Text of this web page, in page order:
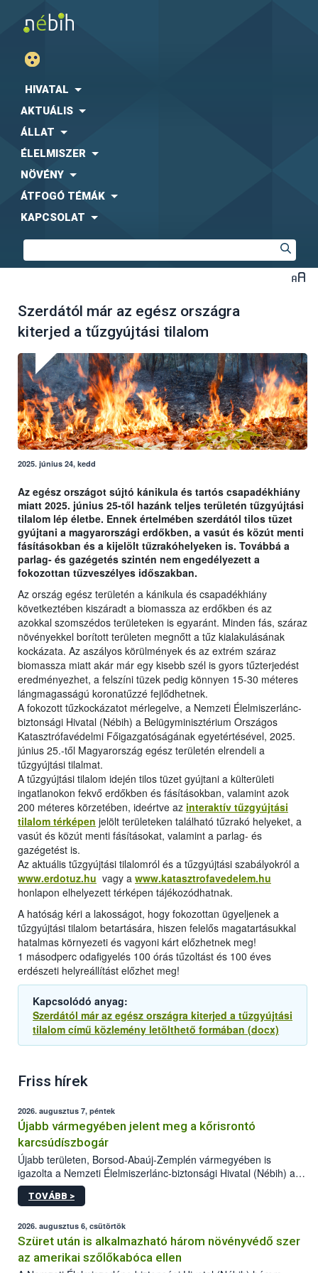
HIVATAL
AKTUÁLIS
ÁLLAT
ÉLELMISZER
NÖVÉNY
ÁTFOGÓ TÉMÁK
KAPCSOLAT
Szerdától már az egész országra
kiterjed a tűzgyújtási tilalom
2025. június 24, kedd
Az egész országot sújtó kánikula és tartós csapadékhiány
miatt 2025. június 25-től hazánk teljes területén tűzgyújtási
tilalom lép életbe. Ennek értelmében szerdától tilos tüzet
gyújtani a magyarországi erdőkben, a vasút és közút menti
fásításokban és a kijelölt tűzrakóhelyeken is. Továbbá a
parlag- és gazégetés szintén nem engedélyezett a
fokozottan tűzveszélyes időszakban.
Az ország egész területén a kánikula és csapadékhiány
következtében kiszáradt a biomassza az erdőkben és az
azokkal szomszédos területeken is egyaránt. Minden fás, száraz
növényekkel borított területen megnőtt a tűz kialakulásának
kockázata. Az aszályos körülmények és az extrém száraz
biomassza miatt akár már egy kisebb szél is gyors tűzterjedést
eredményezhet, a felszíni tüzek pedig könnyen 15-30 méteres
lángmagasságú koronatűzzé fejlődhetnek.
A fokozott tűzkockázatot mérlegelve, a Nemzeti Élelmiszerlánc-
biztonsági Hivatal (Nébih) a Belügyminisztérium Országos
Katasztrófavédelmi Főigazgatóságának egyetértésével, 2025.
június 25.-től Magyarország egész területén elrendeli a
tűzgyújtási tilalmat.
A tűzgyújtási tilalom idején tilos tüzet gyújtani a külterületi
ingatlanokon fekvő erdőkben és fásításokban, valamint azok
200 méteres körzetében, ideértve az interaktív tűzgyújtási
tilalom térképen jelölt területeken található tűzrakó helyeket, a
vasút és közút menti fásításokat, valamint a parlag- és
gazégetést is.
Az aktuális tűzgyújtási tilalomról és a tűzgyújtási szabályokról a
www.erdotuz.hu vagy a www.katasztrofavedelem.hu
honlapon elhelyezett térképen tájékozódhatnak.
A hatóság kéri a lakosságot, hogy fokozottan ügyeljenek a
tűzgyújtási tilalom betartására, hiszen felelős magatartásukkal
hatalmas környezeti és vagyoni kárt előzhetnek meg!
1 másodperc odafigyelés 100 órás tűzoltást és 100 éves
erdészeti helyreállítást előzhet meg!
Kapcsolódó anyag:
Szerdától már az egész országra kiterjed a tűzgyújtási
tilalom című közlemény letölthető formában (docx)
Friss hírek
2026. augusztus 7, péntek
Újabb vármegyében jelent meg a kőrisrontó
karcsúdíszbogár
Újabb területen, Borsod-Abaúj-Zemplén vármegyében is
igazolta a Nemzeti Élelmiszerlánc-biztonsági Hivatal (Nébih) a
kőrisrontó karcsúdíszbogár (Agrilus planipennis) jelenlétét. A
kártevőt nem csak színcsapdában találták meg, de már fertőzött
az intenzív felderítést, emellett az intézkedéseket a szlovák
hatósággal is összehangolják a terjedés megállítása érdekében.
TOVÁBB >
2026. augusztus 6, csütörtök
Szüret után is alkalmazható három növényvédő szer
az amerikai szőlőkabóca ellen